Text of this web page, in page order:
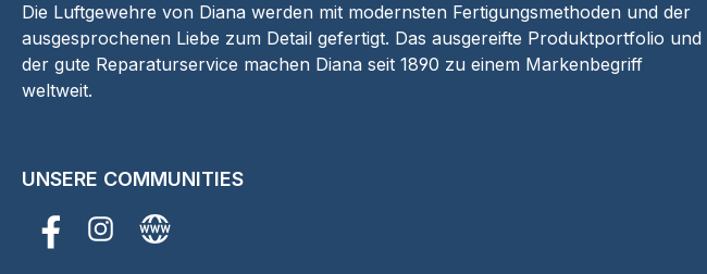
Die Luftgewehre von Diana werden mit modernsten Fertigungsmethoden und der
ausgesprochenen Liebe zum Detail gefertigt. Das ausgereifte Produktportfolio und
der gute Reparaturservice machen Diana seit 1890 zu einem Markenbegriff
weltweit.
UNSERE COMMUNITIES
FacebookInstagramWebsite